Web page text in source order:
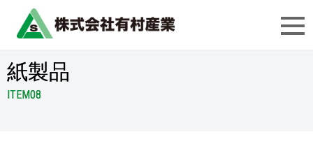
紙製品
ITEM08